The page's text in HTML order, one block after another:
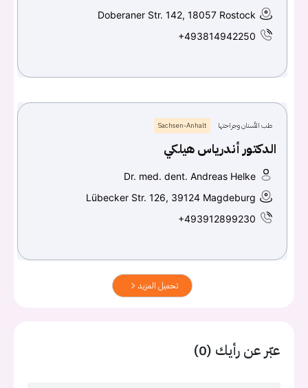
Doberaner Str. 142, 18057 Rostock
+493814942250
طب الأسنان وجراحتها Sachsen-Anhalt
الدكتور أندرياس هيلكي
Dr. med. dent. Andreas Helke
Lübecker Str. 126, 39124 Magdeburg
+493912899230
تحميل المزيد
عبّر عن رأيك (0)